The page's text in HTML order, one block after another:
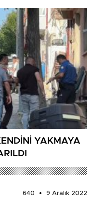
YAKMAYA
640
9 Aralık 2022